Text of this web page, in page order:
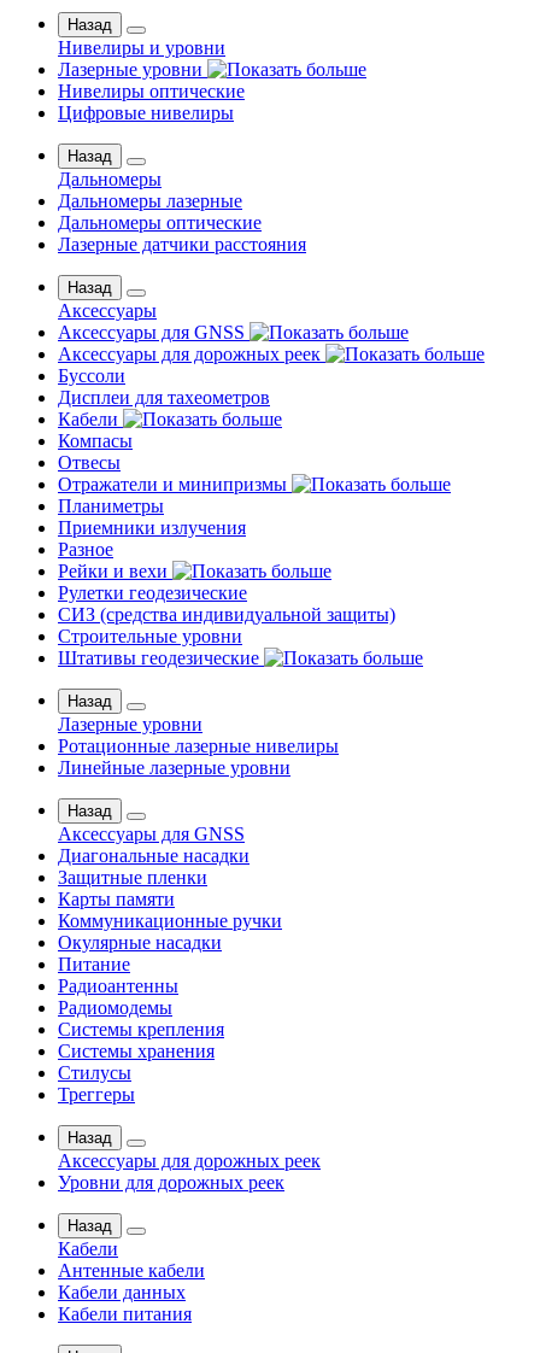
Назад
Нивелиры и уровни
Лазерные уровни
Нивелиры оптические
Цифровые нивелиры
Назад
Дальномеры
Дальномеры лазерные
Дальномеры оптические
Лазерные датчики расстояния
Назад
Аксессуары
Аксессуары для GNSS
Аксессуары для дорожных реек
Буссоли
Дисплеи для тахеометров
Кабели
Компасы
Отвесы
Отражатели и минипризмы
Планиметры
Приемники излучения
Разное
Рейки и вехи
Рулетки геодезические
СИЗ (средства индивидуальной защиты)
Строительные уровни
Штативы геодезические
Назад
Лазерные уровни
Ротационные лазерные нивелиры
Линейные лазерные уровни
Назад
Аксессуары для GNSS
Диагональные насадки
Защитные пленки
Карты памяти
Коммуникационные ручки
Окулярные насадки
Питание
Радиоантенны
Радиомодемы
Системы крепления
Системы хранения
Стилусы
Треггеры
Назад
Аксессуары для дорожных реек
Уровни для дорожных реек
Назад
Кабели
Антенные кабели
Кабели данных
Кабели питания